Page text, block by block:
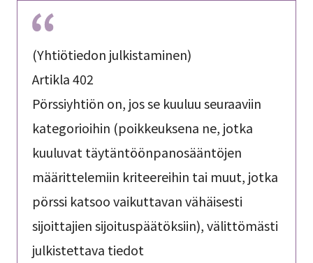
(Yhtiötiedon julkistaminen)
Artikla 402
Pörssiyhtiön on, jos se kuuluu seuraaviin
kategorioihin (poikkeuksena ne, jotka
kuuluvat täytäntöönpanosääntöjen
määrittelemiin kriteereihin tai muut, jotka
pörssi katsoo vaikuttavan vähäisesti
sijoittajien sijoituspäätöksiin), välittömästi
julkistettava tiedot